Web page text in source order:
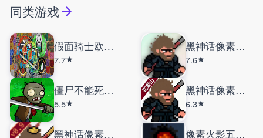
同类游戏
假面骑士欧兹模拟器
7.7
黑神话像素版大圣残躯
7.6
僵尸不能死手机版
5.5
黑神话像素版花果山
6.3
黑神话像素版0.9 像素火影五影斑